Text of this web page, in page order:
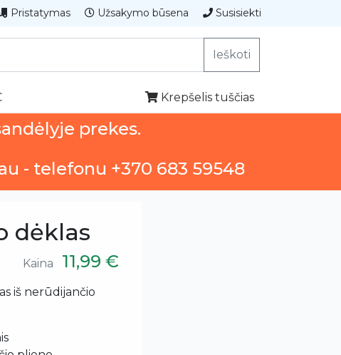
Pristatymas Užsakymo būsena Susisiekti
Ieškoti
Krepšelis tuščias
prekes.
- telefonu +370 683 59548
dėklas
Kaina 11,99 €
iš nerūdijančio